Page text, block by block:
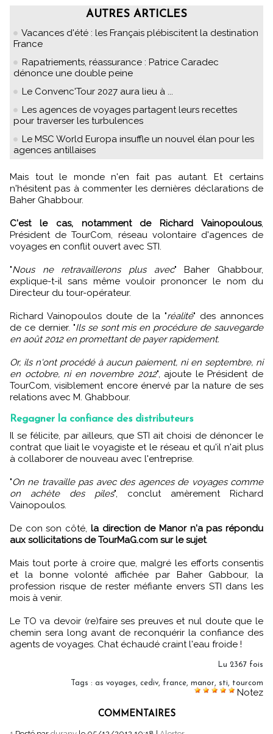
AUTRES ARTICLES
Vacances d'été : les Français plébiscitent la destination
France
Rapatriements, réassurance : Patrice Caradec
dénonce une double peine
Le Convenc'Tour 2027 aura lieu à ...
Les agences de voyages partagent leurs recettes
pour traverser les turbulences
Le MSC World Europa insuffle un nouvel élan pour les
agences antillaises
Mais tout le monde n'en fait pas autant. Et certains
n'hésitent pas à commenter les dernières déclarations de
Baher Ghabbour.
C'est le cas, notamment de Richard Vainopoulous,
Président de TourCom, réseau volontaire d'agences de
voyages en conflit ouvert avec STI.
"Nous ne retravaillerons plus avec" Baher Ghabbour,
explique-t-il sans même vouloir prononcer le nom du
Directeur du tour-opérateur.
Richard Vainopoulos doute de la "réalité" des annonces
de ce dernier. "Ils se sont mis en procédure de sauvegarde
en août 2012 en promettant de payer rapidement.
Or, ils n'ont procédé à aucun paiement, ni en septembre, ni
en octobre, ni en novembre 2012", ajoute le Président de
TourCom, visiblement encore énervé par la nature de ses
relations avec M. Ghabbour.
Regagner la confiance des distributeurs
Il se félicite, par ailleurs, que STI ait choisi de dénoncer le
contrat que liait le voyagiste et le réseau et qu'il n'ait plus
à collaborer de nouveau avec l'entreprise.
"On ne travaille pas avec des agences de voyages comme
on achète des piles", conclut amèrement Richard
Vainopoulos.
De con son côté, la direction de Manor n'a pas répondu
aux sollicitations de TourMaG.com sur le sujet.
Mais tout porte à croire que, malgré les efforts consentis
et la bonne volonté affichée par Baher Gabbour, la
profession risque de rester méfiante envers STI dans les
mois à venir.
Le TO va devoir (re)faire ses preuves et nul doute que le
chemin sera long avant de reconquérir la confiance des
agents de voyages. Chat échaudé craint l'eau froide !
Lu 2367 fois
Tags : as voyages cediv france manor sti tourcom
Notez
COMMENTAIRES